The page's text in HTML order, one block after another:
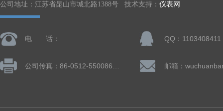
公司地址：江苏省昆山市城北路1388号 技术支持： 仪表网
电 话： QQ：1103408411